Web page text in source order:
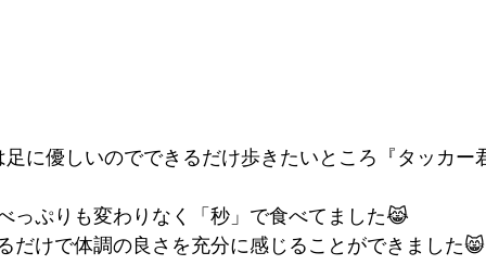
足に優しいのでできるだけ歩きたいところ『タッカー
っぷりも変わりなく「秒」で食べてました😹
だけで体調の良さを充分に感じることができました😸